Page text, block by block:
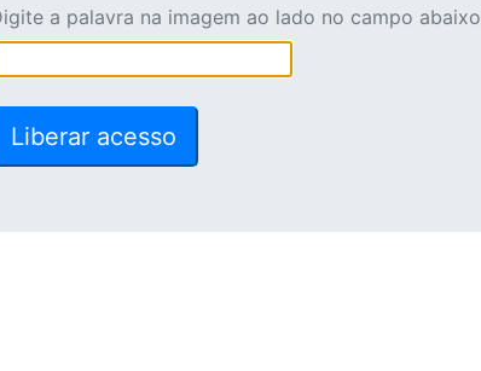
a palavra na imagem ao lado no campo abaixo